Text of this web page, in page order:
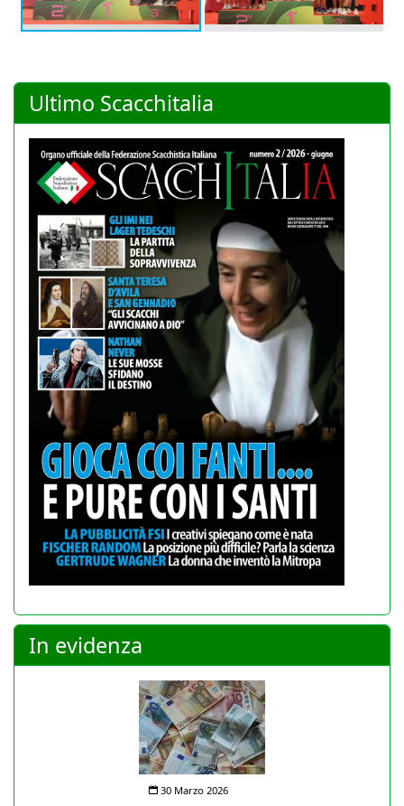
Ultimo Scacchitalia
In evidenza
30 Marzo 2026